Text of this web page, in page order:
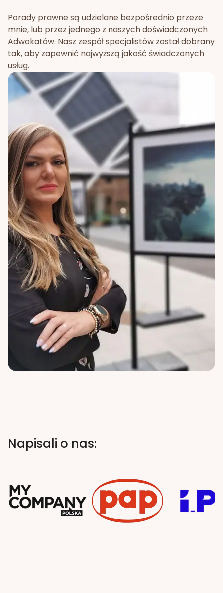
Porady prawne są udzielane bezpośrednio przeze
mnie, lub przez jednego z naszych doświadczonych
Adwokatów. Nasz zespół specjalistów został dobrany
tak, aby zapewnić najwyższą jakość świadczonych
usług.
Napisali o nas: